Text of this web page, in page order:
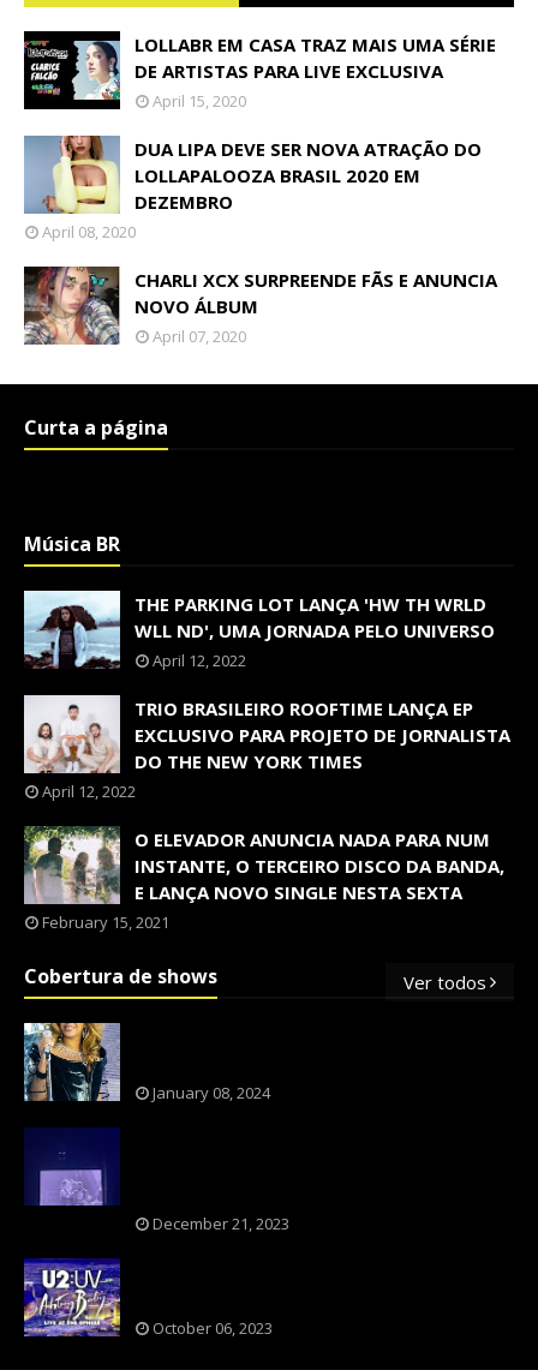
LOLLABR EM CASA TRAZ MAIS UMA SÉRIE
DE ARTISTAS PARA LIVE EXCLUSIVA
April 15, 2020
DUA LIPA DEVE SER NOVA ATRAÇÃO DO
LOLLAPALOOZA BRASIL 2020 EM
DEZEMBRO
April 08, 2020
CHARLI XCX SURPREENDE FÃS E ANUNCIA
NOVO ÁLBUM
April 07, 2020
Curta a página
Música BR
THE PARKING LOT LANÇA 'HW TH WRLD
WLL ND', UMA JORNADA PELO UNIVERSO
April 12, 2022
TRIO BRASILEIRO ROOFTIME LANÇA EP
EXCLUSIVO PARA PROJETO DE JORNALISTA
DO THE NEW YORK TIMES
April 12, 2022
O ELEVADOR ANUNCIA NADA PARA NUM
INSTANTE, O TERCEIRO DISCO DA BANDA,
E LANÇA NOVO SINGLE NESTA SEXTA
February 15, 2021
Cobertura de shows Ver todos
January 08, 2024
December 21, 2023
October 06, 2023